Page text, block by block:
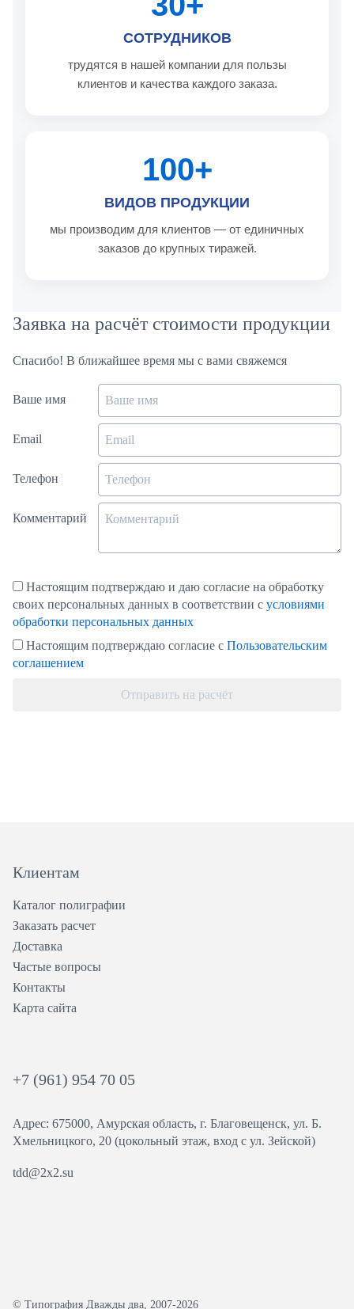
СОТРУДНИКОВ
трудятся в нашей компании для пользы
клиентов и качества каждого заказа.
100+
ВИДОВ ПРОДУКЦИИ
мы производим для клиентов — от единичных
заказов до крупных тиражей.
Заявка на расчёт стоимости продукции
Спасибо! В ближайшее время мы с вами свяжемся
Ваше имя
Email
Телефон
Комментарий
Настоящим подтверждаю и даю согласие на обработку
своих персональных данных в соответствии с условиями
обработки персональных данных
Настоящим подтверждаю согласие с Пользовательским
соглашением
Отправить на расчёт
Клиентам
Каталог полиграфии
Заказать расчет
Доставка
Частые вопросы
Контакты
Карта сайта
+7 (961) 954 70 05
Адрес: 675000, Амурская область, г. Благовещенск, ул. ​Б.
Хмельницкого, 20 (цокольный этаж, вход с ул. Зейской)
tdd@2x2.su
© Типография Дважды два, 2007-2026